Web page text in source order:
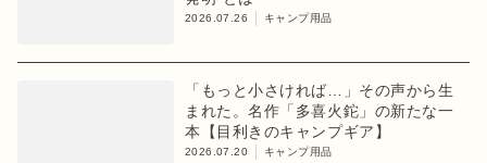
2026.07.26 キャンプ用品
「もっと小さければ…」その声から生
まれた。名作「多喜火鉈」の新たな一
本【目利きのキャンプギア】
2026.07.20 キャンプ用品